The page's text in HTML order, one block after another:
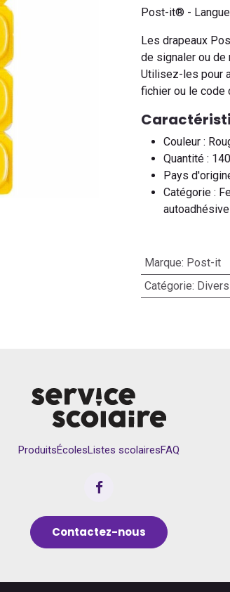
Post-it® -
Les drapeaux
de signaler ou
Utilisez-les pour
fichier ou le code
Couleur :
Quantité :
Pays
Catégorie :
Marque: Post-it
Catégorie: Divers
ProduitsÉcolesListes scolairesFAQ
Contactez-nous